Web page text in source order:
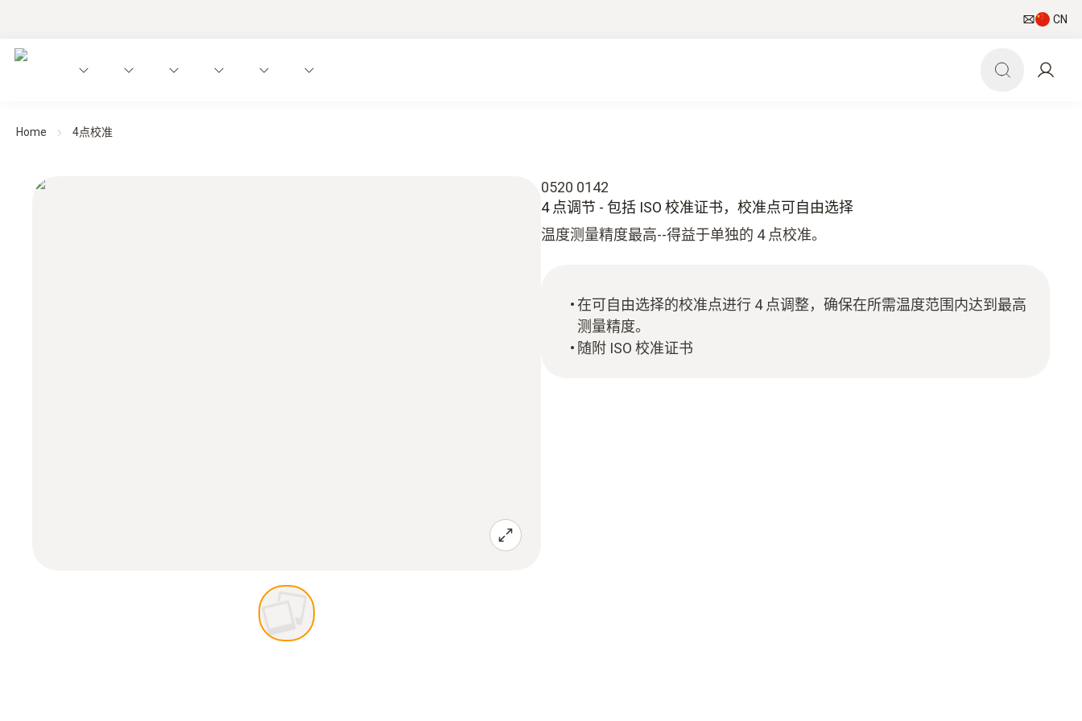
CN
Home 4点校准
0520 0142
4 点调节 - 包括 ISO 校准证书，校准点可自由选择
温度测量精度最高--得益于单独的 4 点校准。
在可自由选择的校准点进行 4 点调整，确保在所需温度范围内达到最高
测量精度。
随附 ISO 校准证书